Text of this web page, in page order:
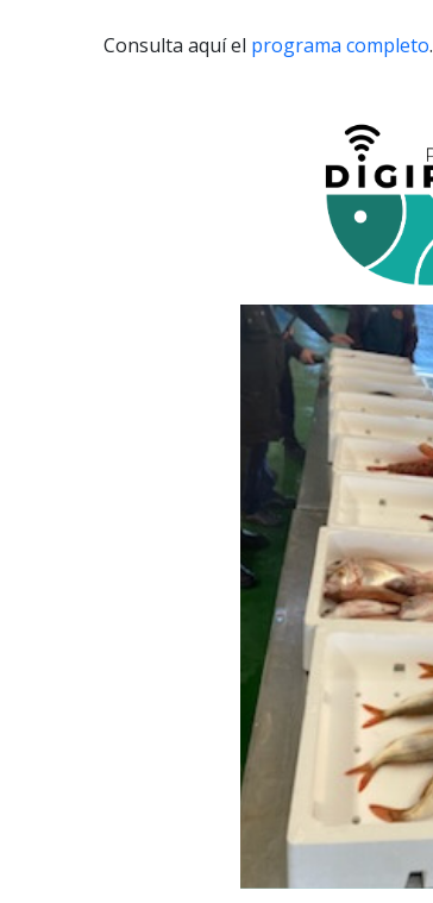
Consulta aquí el programa completo.